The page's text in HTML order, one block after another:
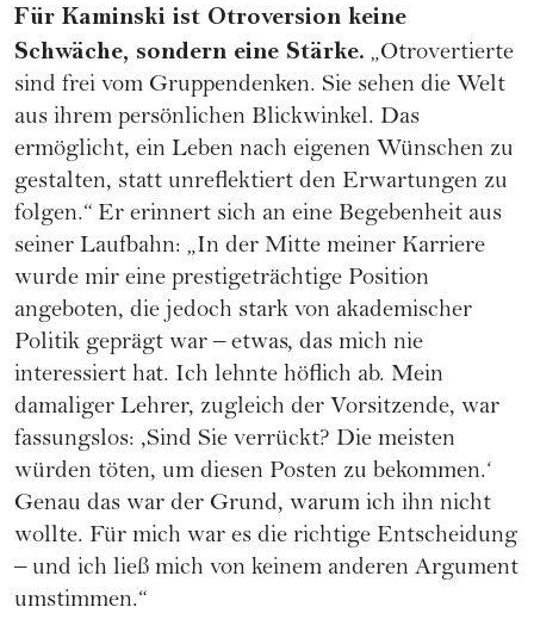
Für Kaminski ist Otroversion keine
Schwäche, sondern eine Stärke. „Otrovertierte
sind frei vom Gruppendenken. Sie sehen die Welt
aus ihrem persönlichen Blickwinkel. Das
ermöglicht, ein Leben nach eigenen Wünschen zu
gestalten, statt unreflektiert den Erwartungen zu
folgen.“ Er erinnert sich an eine Begebenheit aus
seiner Laufbahn: „In der Mitte meiner Karriere
wurde mir eine prestigeträchtige Position
angeboten, die jedoch stark von akademischer
Politik geprägt war – etwas, das mich nie
interessiert hat. Ich lehnte höflich ab. Mein
damaliger Lehrer, zugleich der Vorsitzende, war
fassungslos: ,Sind Sie verrückt? Die meisten
würden töten, um diesen Posten zu bekommen.‘
Genau das war der Grund, warum ich ihn nicht
wollte. Für mich war es die richtige Entscheidung
– und ich ließ mich von keinem anderen Argument
umstimmen.“